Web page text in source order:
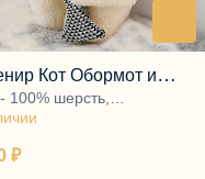
₽
Кот Обормот и
Федот
100% шерсть,
- полиэфирное